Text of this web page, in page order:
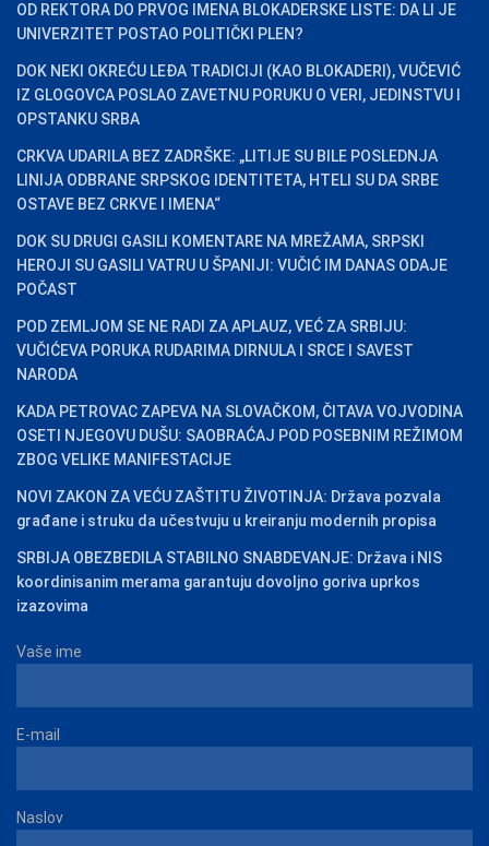
OD REKTORA DO PRVOG IMENA BLOKADERSKE LISTE: DA LI JE
UNIVERZITET POSTAO POLITIČKI PLEN?
DOK NEKI OKREĆU LEĐA TRADICIJI (KAO BLOKADERI), VUČEVIĆ
IZ GLOGOVCA POSLAO ZAVETNU PORUKU O VERI, JEDINSTVU I
OPSTANKU SRBA
CRKVA UDARILA BEZ ZADRŠKE: „LITIJE SU BILE POSLEDNJA
LINIJA ODBRANE SRPSKOG IDENTITETA, HTELI SU DA SRBE
OSTAVE BEZ CRKVE I IMENA“
DOK SU DRUGI GASILI KOMENTARE NA MREŽAMA, SRPSKI
HEROJI SU GASILI VATRU U ŠPANIJI: VUČIĆ IM DANAS ODAJE
POČAST
POD ZEMLJOM SE NE RADI ZA APLAUZ, VEĆ ZA SRBIJU:
VUČIĆEVA PORUKA RUDARIMA DIRNULA I SRCE I SAVEST
NARODA
KADA PETROVAC ZAPEVA NA SLOVAČKOM, ČITAVA VOJVODINA
OSETI NJEGOVU DUŠU: SAOBRAĆAJ POD POSEBNIM REŽIMOM
ZBOG VELIKE MANIFESTACIJE
NOVI ZAKON ZA VEĆU ZAŠTITU ŽIVOTINJA: Država pozvala
građane i struku da učestvuju u kreiranju modernih propisa
SRBIJA OBEZBEDILA STABILNO SNABDEVANJE: Država i NIS
koordinisanim merama garantuju dovoljno goriva uprkos
izazovima
Vaše ime
E-mail
Naslov